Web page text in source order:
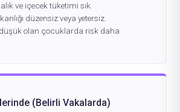
ve içecek tüketimi sık.
düzensiz veya yetersiz.
düşük olan çocuklarda risk daha
(Belirli Vakalarda)